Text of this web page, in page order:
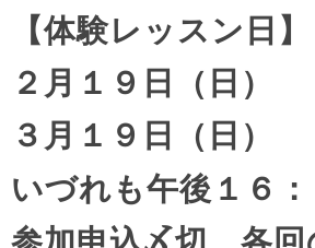
【体験レッスン日】
２月１９日（日）
３月１９日（日）
いづれも午後１６
参加申込〆切 各回